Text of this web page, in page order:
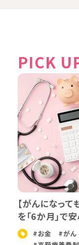
PICK
【がんになっ
を「6か月」で
#お金 #がん